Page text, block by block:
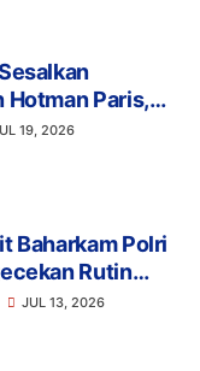
Hotman Paris,
Martabat
19, 2026
Baharkam Polri
Rutin
dan
JUL 13, 2026